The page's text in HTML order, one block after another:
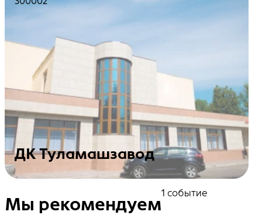
ДК Туламашзавод
Мы рекомендуем
1 событие